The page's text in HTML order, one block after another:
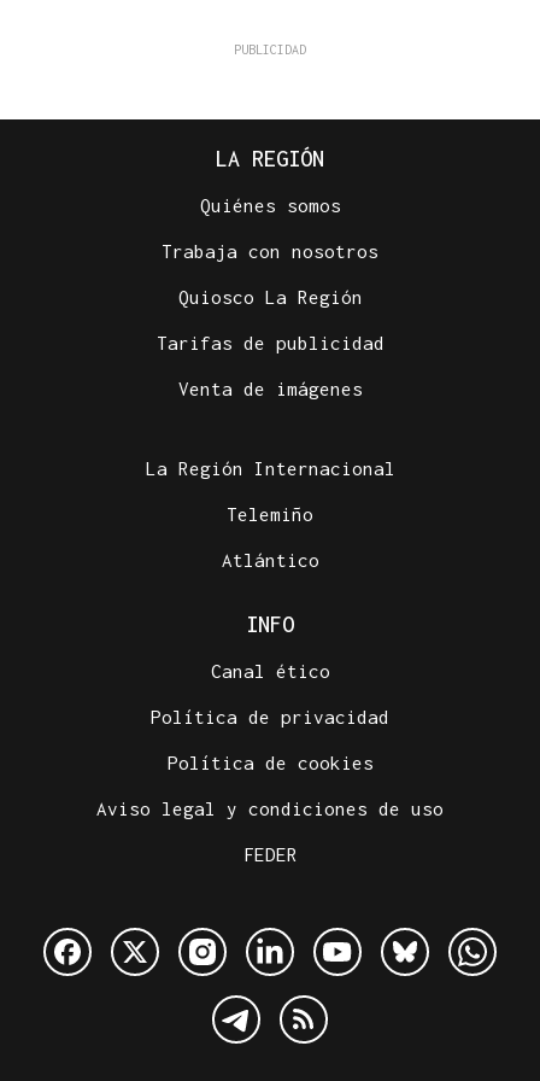
LA REGIÓN
Quiénes somos
Trabaja con nosotros
Quiosco La Región
Tarifas de publicidad
Venta de imágenes
La Región Internacional
Telemiño
Atlántico
INFO
Canal ético
Política de privacidad
Política de cookies
Aviso legal y condiciones de uso
FEDER